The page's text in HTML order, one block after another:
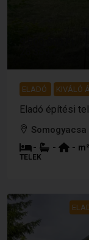
ELADÓ KIVÁLÓ
Eladó építési
Somogyacsa
- - - m²
TELEK